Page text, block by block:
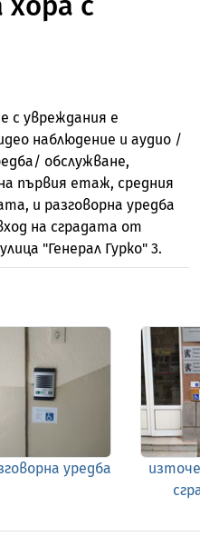
с увреждания е
наблюдение и аудио /
обслужване,
първия етаж, средния
и разговорна уредба
на сградата от
"Генерал Гурко" 3.
уредба